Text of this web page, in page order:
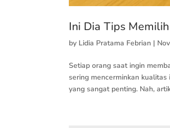
Ini Dia Tips
by Lidia Pratama Febrian |
Setiap orang saat ingin
sering mencerminkan
yang sangat penting. Nah,